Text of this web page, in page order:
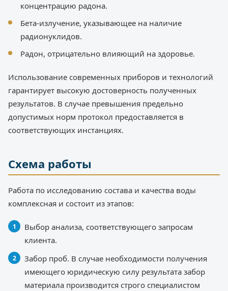
концентрацию радона.
Бета-излучение, указывающее на наличие
радионуклидов.
Радон, отрицательно влияющий на здоровье.
Использование современных приборов и технологий
гарантирует высокую достоверность полученных
результатов. В случае превышения предельно
допустимых норм протокол предоставляется в
соответствующих инстанциях.
Схема работы
Работа по исследованию состава и качества воды
комплексная и состоит из этапов:
Выбор анализа, соответствующего запросам
клиента.
Забор проб. В случае необходимости получения
имеющего юридическую силу результата забор
материала производится строго специалистом